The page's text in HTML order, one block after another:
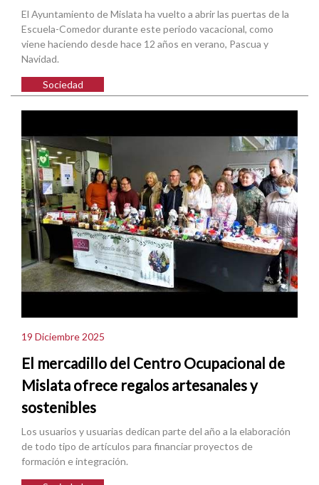
El Ayuntamiento de Mislata ha vuelto a abrir las puertas de la
Escuela-Comedor durante este periodo vacacional, como
viene haciendo desde hace 12 años en verano, Pascua y
Navidad.
Sociedad
19 Diciembre 2025
El mercadillo del Centro Ocupacional de
Mislata ofrece regalos artesanales y
sostenibles
Los usuarios y usuarias dedican parte del año a la elaboración
de todo tipo de artículos para financiar proyectos de
formación e integración.